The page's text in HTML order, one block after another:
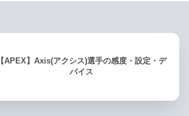
【APEX】Axis(アクシス)選手の感度・設定・デ
バイス